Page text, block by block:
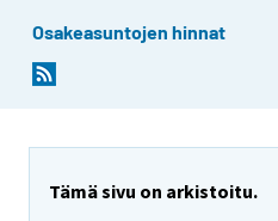
Osakeasuntojen hinnat
Tämä sivu on arkistoitu.